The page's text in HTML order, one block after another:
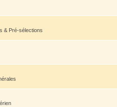
& Pré-sélections